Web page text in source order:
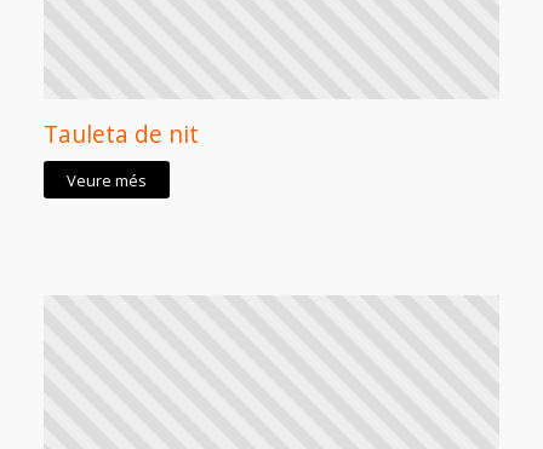
Tauleta de nit
Veure més